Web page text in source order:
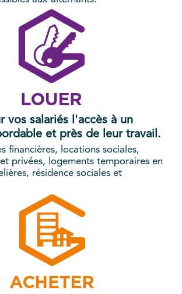
vos salariés l'accès à un
et près de leur travail.
financières, locations sociales,
privées, logements temporaires en
résidence sociales et